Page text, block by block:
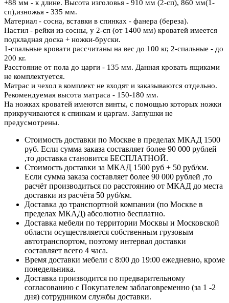
+88 мм - к длине. Высота изголовья - 910 мм (2-сп), 860 мм(1-
сп),изножья - 335 мм.
Материал - сосна, вставки в спинках - фанера (береза).
Настил - рейки из сосны, у 2-сп (от 1400 мм) кроватей имеется
подкладная доска + ножки-бруски.
1-спальные кровати рассчитаны на вес до 100 кг, 2-спальные - до
200 кг.
Расстояние от пола до царги - 135 мм. Данная кровать ящиками
не комплектуется.
Матрас и чехол в комплект не входят и заказываются отдельно.
Рекомендуемая высота матраса - 150-180 мм.
На ножках кроватей имеются винты, с помощью которых ножки
прикручиваются к спинкам и царгам. Заглушки не
предусмотрены.
Стоимость доставки по Москве в пределах МКАД 1500
руб. Если сумма заказа составляет более 90 000 рублей
,то доставка становится БЕСПЛАТНОЙ.
Стоимость доставки за МКАД 1500 руб + 50 руб/км.
Если сумма заказа составляет более 90 000 рублей ,то
расчёт производиться по расстоянию от МКАД до места
доставки из расчёта 50 руб/км.
Доставка до транспортной компании (по Москве в
пределах МКАД) абсолютно бесплатно.
Доставка мебели по территории Москвы и Московской
области осуществляется собственным грузовым
автотранспортом, поэтому интервал доставки
составляет всего 4 часа.
Время доставки мебели с 8:00 до 19:00 ежедневно, кроме
понедельника.
Доставка производится по предварительному
согласованию с Покупателем заблаговременно (за 1 -2
дня) сотрудником службы доставки.